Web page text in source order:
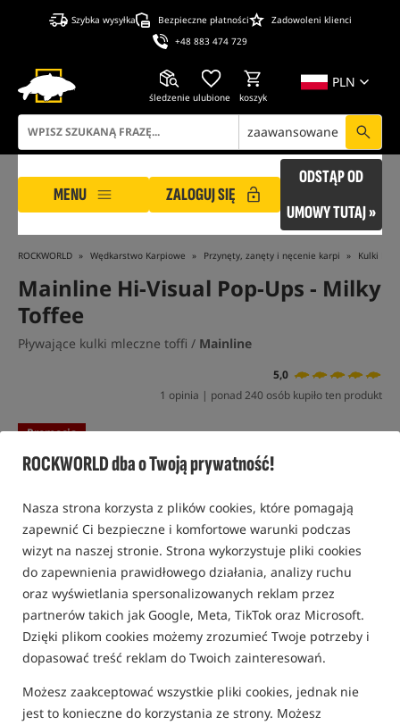
ROCKWORLD dba o Twoją prywatność!
Nasza strona korzysta z plików cookies, które pomagają
zapewnić Ci bezpieczne i komfortowe warunki podczas
wizyt na naszej stronie. Strona wykorzystuje pliki cookies
do zapewnienia prawidłowego działania, analizy ruchu
oraz wyświetlania spersonalizowanych reklam przez
partnerów takich jak Google, Meta, TikTok oraz Microsoft.
Dzięki plikom cookies możemy zrozumieć Twoje potrzeby i
dopasować treść reklam do Twoich zainteresowań.
Możesz zaakceptować wszystkie pliki cookies, jednak nie
jest to konieczne do korzystania ze strony. Możesz
Szybka wysyłka Bezpieczne płatności
Zadowoleni klienci
+48 883 474 729
PLN
śledzenie ulubione koszyk
zaawansowane
MENU ZALOGUJ SIĘ
ODSTĄP OD
UMOWY TUTAJ »
ROCKWORLD Wędkarstwo Karpiowe Przynęty, zanęty i nęcenie karpi Kulki
Mainline Hi-Visual Pop-Ups - Milky
Toffee
Pływające kulki mleczne toffi / Mainline
5,0
1 opinia | ponad 240 osób kupiło ten produkt
Promocja